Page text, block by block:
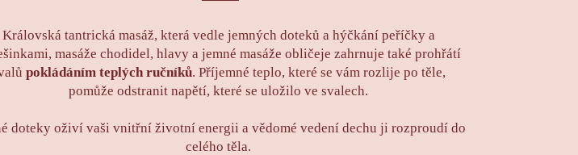
Královská tantrická masáž, která vedle jemných doteků a hýčkání peříčky a
masáže chodidel, hlavy a jemné masáže obličeje zahrnuje také prohřátí
pokládáním teplých ručníků. Příjemné teplo, které se vám rozlije po těle,
pomůže odstranit napětí, které se uložilo ve svalech.
doteky oživí vaši vnitřní životní energii a vědomé vedení dechu ji rozproudí do
celého těla.